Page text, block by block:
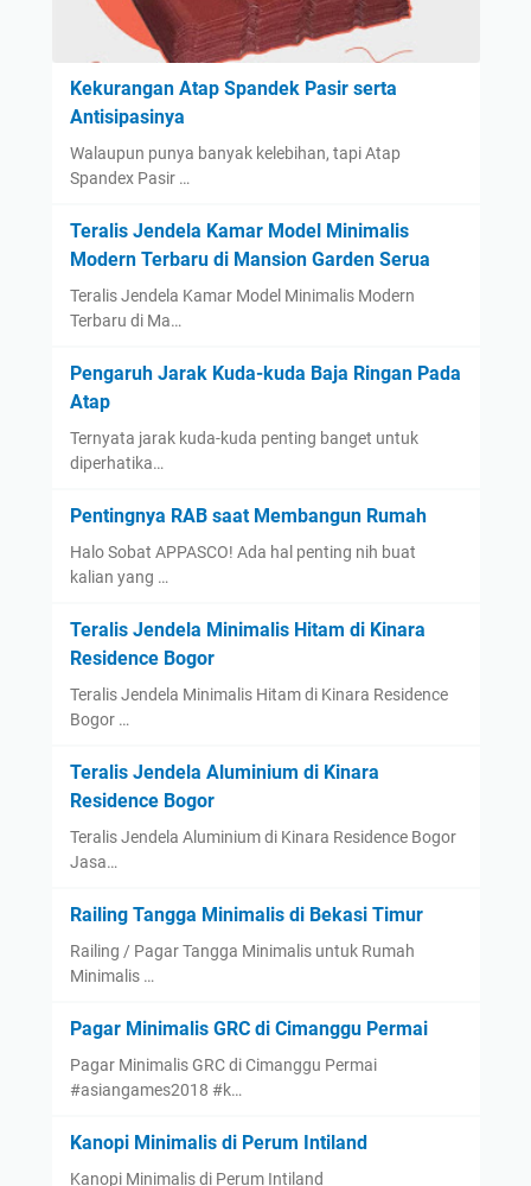
Kekurangan Atap Spandek Pasir serta
Antisipasinya
Walaupun punya banyak kelebihan, tapi Atap
Spandex Pasir …
Teralis Jendela Kamar Model Minimalis
Modern Terbaru di Mansion Garden Serua
Teralis Jendela Kamar Model Minimalis Modern
Terbaru di Ma…
Pengaruh Jarak Kuda-kuda Baja Ringan Pada
Atap
Ternyata jarak kuda-kuda penting banget untuk
diperhatika…
Pentingnya RAB saat Membangun Rumah
Halo Sobat APPASCO! Ada hal penting nih buat
kalian yang …
Teralis Jendela Minimalis Hitam di Kinara
Residence Bogor
Teralis Jendela Minimalis Hitam di Kinara Residence
Bogor …
Teralis Jendela Aluminium di Kinara
Residence Bogor
Teralis Jendela Aluminium di Kinara Residence Bogor
Jasa…
Railing Tangga Minimalis di Bekasi Timur
Railing / Pagar Tangga Minimalis untuk Rumah
Minimalis …
Pagar Minimalis GRC di Cimanggu Permai
Pagar Minimalis GRC di Cimanggu Permai
#asiangames2018 #k…
Kanopi Minimalis di Perum Intiland
Kanopi Minimalis di Perum Intiland